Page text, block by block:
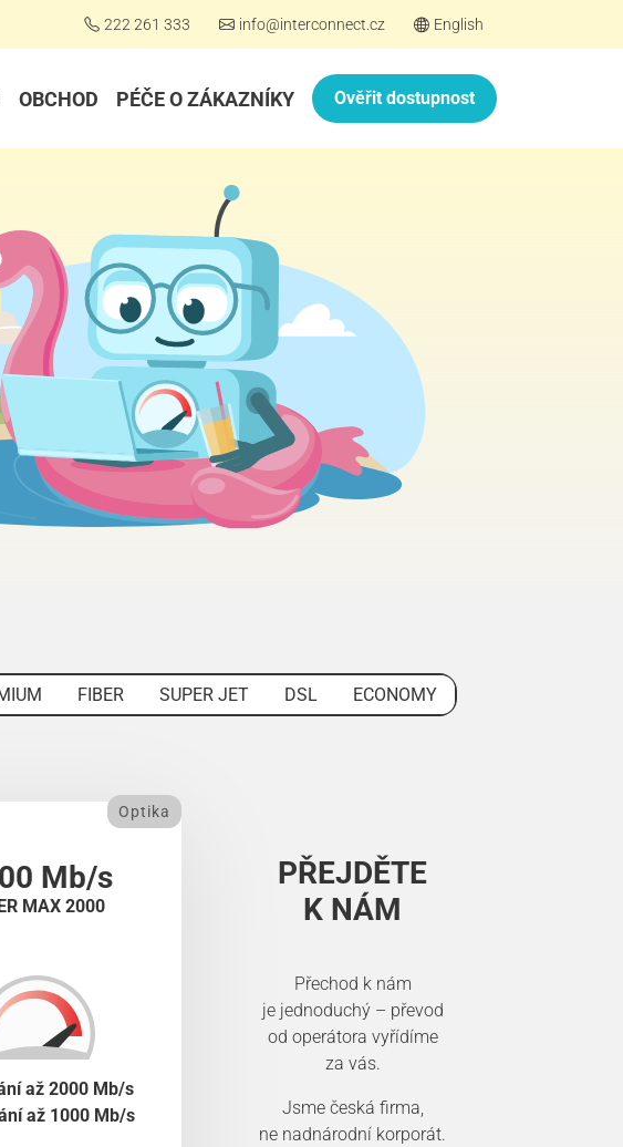
222 261 333 info@interconnect.cz English
OBCHOD PÉČE O ZÁKAZNÍKY Ověřit dostupnost
FIBER SUPER JET DSL
ECONOMY
Mb/s
MAX 2000
Optika
až 2000 Mb/s
až 1000 Mb/s
PŘEJDĚTE
K NÁM
Přechod k nám
je jednoduchý – převod
od operátora vyřídíme
za vás.
Jsme česká firma,
ne nadnárodní korporát.